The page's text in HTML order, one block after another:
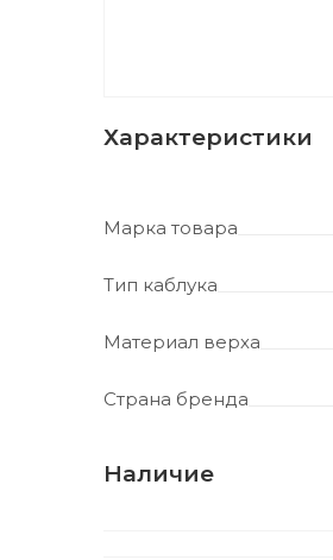
Характеристики
Марка товара
Тип каблука
Материал верха
Страна бренда
Наличие